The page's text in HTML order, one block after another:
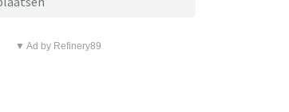
▼ Ad by Refinery89